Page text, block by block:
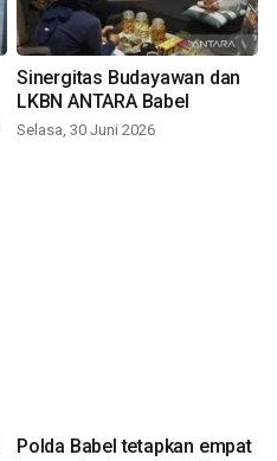
Sinergitas Budayawan dan
LKBN ANTARA Babel
Selasa, 30 Juni 2026
Polda Babel tetapkan empat